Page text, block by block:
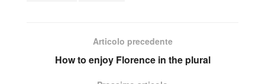
Articolo precedente
How to enjoy Florence in the plural